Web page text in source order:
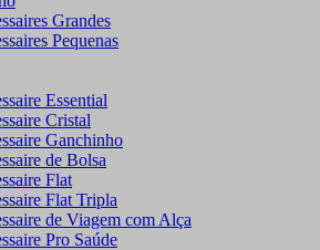
Grandes
Pequenas
Essential
Cristal
Ganchinho
de Bolsa
Flat
Flat Tripla
de Viagem com Alça
Pro Saúde